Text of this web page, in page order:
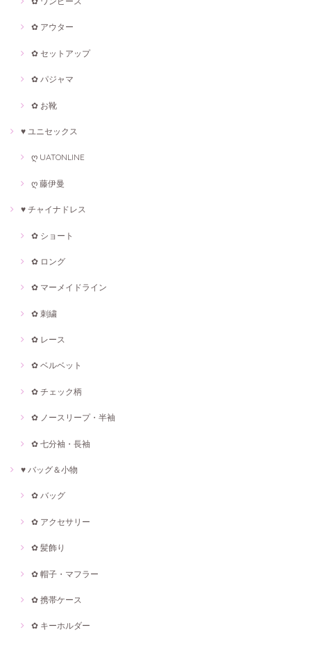
✿ アウター
✿ セットアップ
✿ パジャマ
✿ お靴
♥ ユニセックス
ღ UATONLINE
ღ 藤伊曼
♥ チャイナドレス
✿ ショート
✿ ロング
✿ マーメイドライン
✿ 刺繍
✿ レース
✿ ベルベット
✿ チェック柄
✿ ノースリープ・半袖
✿ 七分袖・長袖
♥ バッグ＆小物
✿ バッグ
✿ アクセサリー
✿ 髪飾り
✿ 帽子・マフラー
✿ 携帯ケース
✿ キーホルダー